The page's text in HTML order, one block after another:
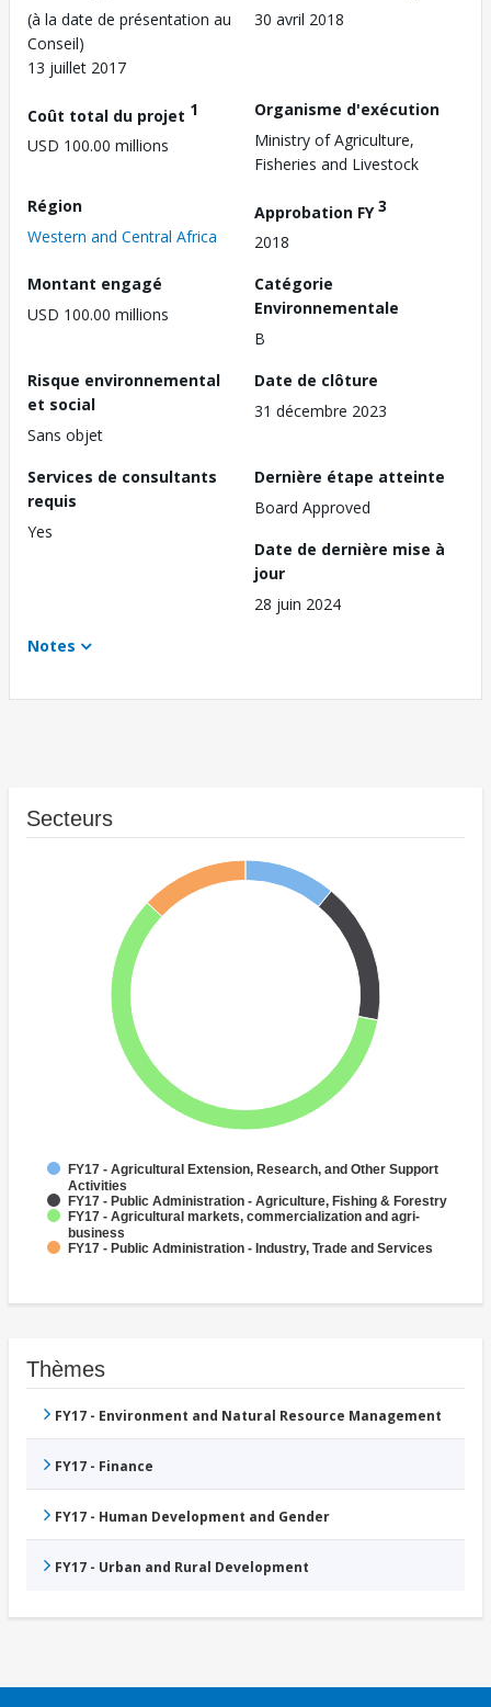
(à la date de présentation au
Conseil)
13 juillet 2017
30 avril 2018
Coût total du projet 1
USD 100.00 millions
Organisme d'exécution
Ministry of Agriculture,
Fisheries and Livestock
Région
Western and Central Africa
Approbation FY3
2018
Montant engagé
USD 100.00 millions
Catégorie
Environnementale
B
Risque environnemental
et social
Sans objet
Date de clôture
31 décembre 2023
Services de consultants
requis
Yes
Dernière étape atteinte
Board Approved
Date de dernière mise à
jour
28 juin 2024
Notes
Secteurs
FY17 - Agricultural Extension, Research, and Other Support
Activities
FY17 - Public Administration - Agriculture, Fishing & Forestry
FY17 - Agricultural markets, commercialization and agri-
business
FY17 - Public Administration - Industry, Trade and Services
Thèmes
FY17 - Environment and Natural Resource Management
FY17 - Finance
FY17 - Human Development and Gender
FY17 - Urban and Rural Development